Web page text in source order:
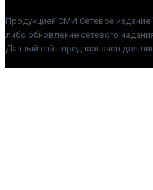
Продукцией СМИ Сетевое издание
либо обновление сетевого
Данный сайт предназначен для